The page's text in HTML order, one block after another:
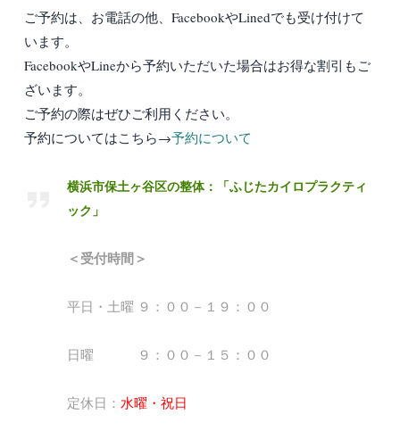
ご予約は、お電話の他、FacebookやLinedでも受け付けて
います。
FacebookやLineから予約いただいた場合はお得な割引もご
ざいます。
ご予約の際はぜひご利用ください。
予約についてはこちら→予約について
横浜市保土ヶ谷区の整体：「ふじたカイロプラクティ
ック」
＜受付時間＞
平日・土曜 ９：００－１９：００
日曜 ９：００－１５：００
定休日： 水曜・祝日